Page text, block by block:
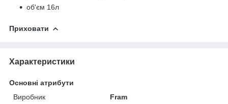
об'єм 16л
Приховати
Характеристики
Основні атрибути
Виробник
Fram